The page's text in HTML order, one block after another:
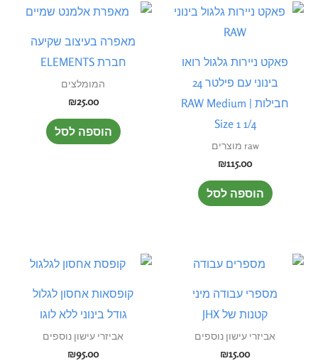
פאקט ניירות גלגול רואו
בינוני עם פילטר 24
חבילות | RAW Medium
Size 1 1/4
raw מוצרים
₪115.00
הוספה לסל
מאפרה בעיצוב שקיעה
חברת ELEMENTS
המומלצים
₪25.00
הוספה לסל
מספרי עבודה מיני
קטנות של JHX
אביזרי עישון נוספים
₪15.00
קופסאות אחסון לגלול
גודל בינוני ללא לוגו
אביזרי עישון נוספים
₪95.00